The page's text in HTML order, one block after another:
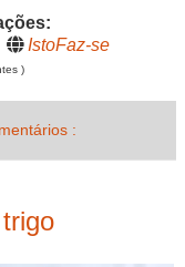
IstoFaz-se
)
: